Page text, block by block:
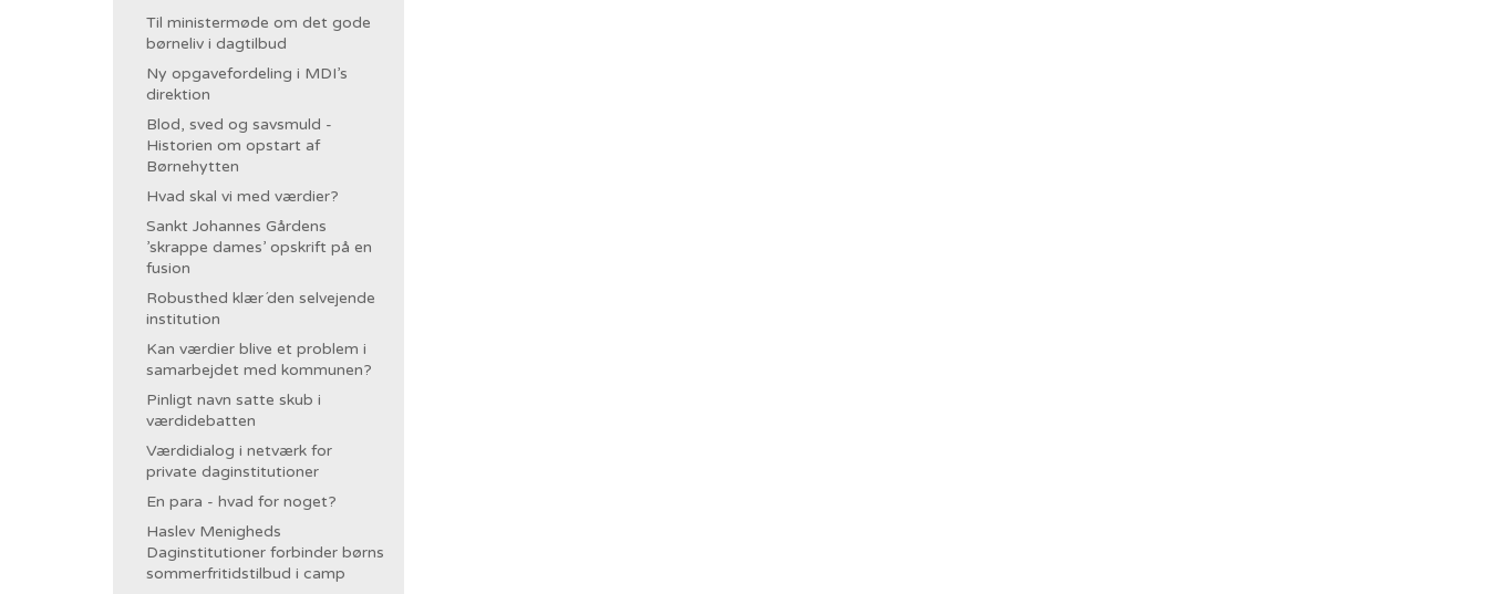
Til ministermøde om det gode
børneliv i dagtilbud
Ny opgavefordeling i MDI’s
direktion
Blod, sved og savsmuld -
Historien om opstart af
Børnehytten
Hvad skal vi med værdier?
Sankt Johannes Gårdens
’skrappe dames’ opskrift på en
fusion
Robusthed klær´den selvejende
institution
Kan værdier blive et problem i
samarbejdet med kommunen?
Pinligt navn satte skub i
værdidebatten
Værdidialog i netværk for
private daginstitutioner
En para - hvad for noget?
Haslev Menigheds
Daginstitutioner forbinder børns
sommerfritidstilbud i camp